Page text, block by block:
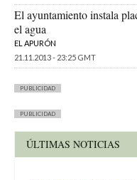
El ayuntamiento instala
el agua
EL APURÓN
21.11.2013 - 23:25 GMT
PUBLICIDAD
PUBLICIDAD
ÚLTIMAS NOTICIAS